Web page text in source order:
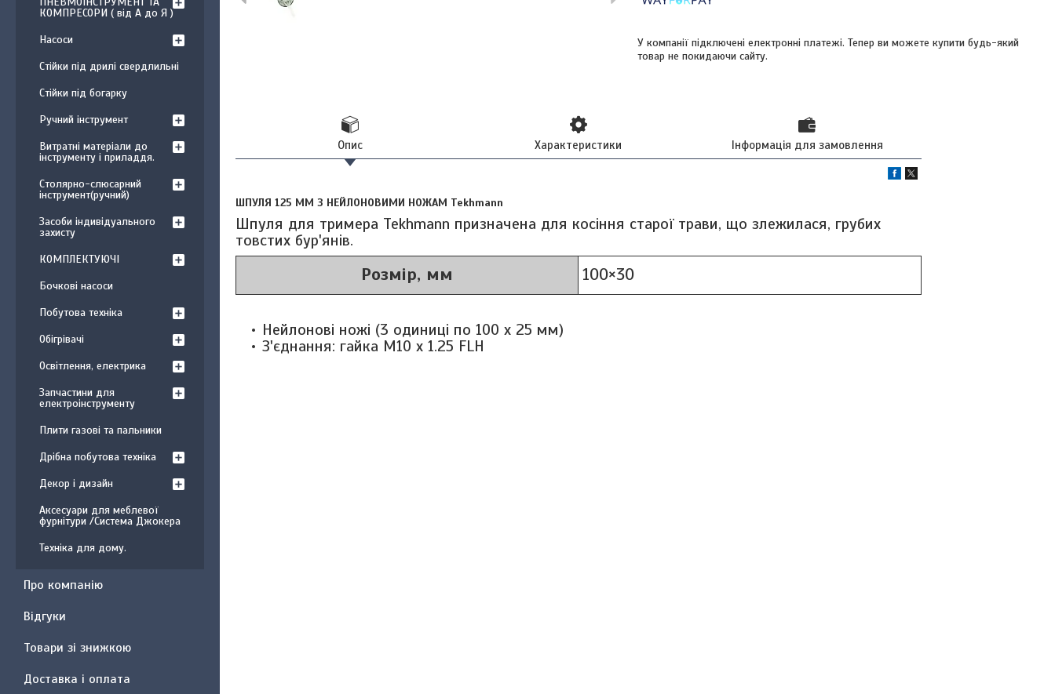
У компанії підключені електронні платежі. Тепер ви можете купити будь-який
товар не покидаючи сайту.
Опис Характеристики Інформація для замовлення
ШПУЛЯ 125 ММ З НЕЙЛОНОВИМИ НОЖАМ Tekhmann
Шпуля для тримера Tekhmann призначена для косіння старої трави, що злежилася, грубих
товстих бур'янів.
Розмір, мм 100×30
Нейлонові ножі (3 одиниці по 100 х 25 мм)
З'єднання: гайка М10 х 1.25 FLH
КОМПРЕСОРИ ( від А до Я )
Насоси
Стійки під дрилі свердлильні
Стійки під богарку
Ручний інструмент
Витратні матеріали до
інструменту і приладдя.
Столярно-слюсарний
інструмент(ручний)
Засоби індивідуального
захисту
КОМПЛЕКТУЮЧІ
Бочкові насоси
Побутова техніка
Обігрівачі
Освітлення, електрика
Запчастини для
електроінструменту
Плити газові та пальники
Дрібна побутова техніка
Декор і дизайн
Аксесуари для меблевої
фурнітури /Система Джокера
Техніка для дому.
Про компанію
Відгуки
Товари зі знижкою
Доставка і оплата